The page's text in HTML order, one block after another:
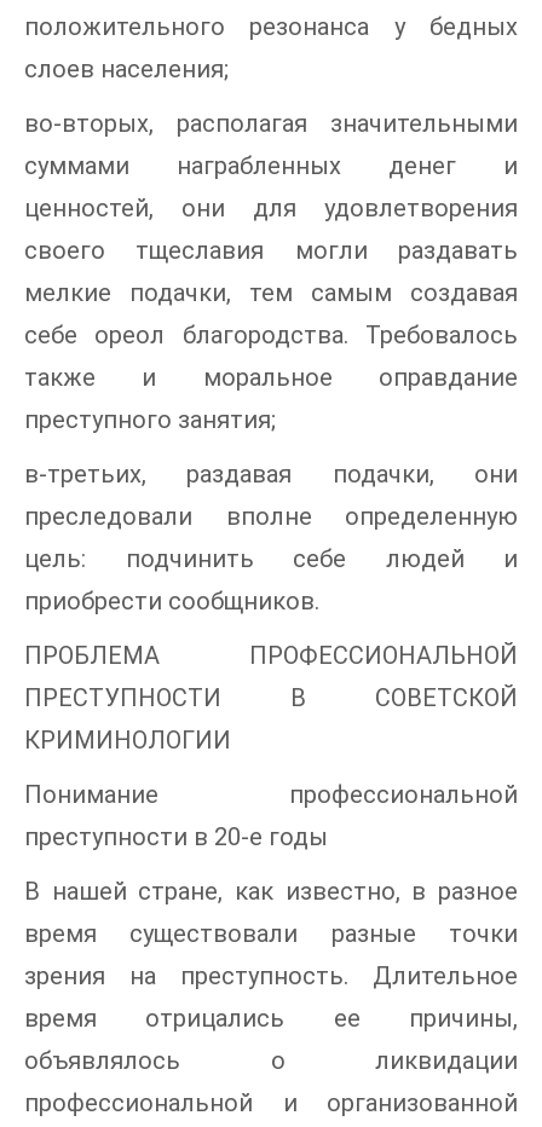
положительного резонанса у бедных
слоев населения;
во-вторых, располагая значительными
суммами награбленных денег и
ценностей, они для удовлетворения
своего тщеславия могли раздавать
мелкие подачки, тем самым создавая
себе ореол благородства. Требовалось
также и моральное оправдание
преступного занятия;
в-третьих, раздавая подачки, они
преследовали вполне определенную
цель: подчинить себе людей и
приобрести сообщников.
ПРОБЛЕМА ПРОФЕССИОНАЛЬНОЙ
ПРЕСТУПНОСТИ В СОВЕТСКОЙ
КРИМИНОЛОГИИ
Понимание профессиональной
преступности в 20-е годы
В нашей стране, как известно, в разное
время существовали разные точки
зрения на преступность. Длительное
время отрицались ее причины,
объявлялось о ликвидации
профессиональной и организованной